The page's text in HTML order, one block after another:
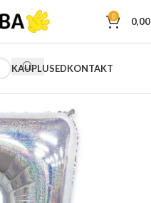
0
KAUPLUSEDKONTAKT